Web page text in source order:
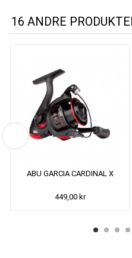
16 ANDRE
ABU GARCIA CARDINAL X
449,00 kr